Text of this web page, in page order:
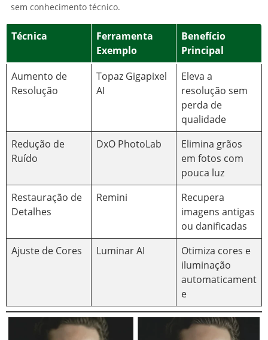
sem conhecimento técnico.
Técnica
Ferramenta
Exemplo
Benefício
Principal
Aumento de
Resolução
Topaz Gigapixel
AI
Eleva a
resolução sem
perda de
qualidade
Redução de
Ruído
DxO PhotoLab
Elimina grãos
em fotos com
pouca luz
Restauração de
Detalhes
Remini
Recupera
imagens antigas
ou danificadas
Ajuste de Cores
Luminar AI
Otimiza cores e
iluminação
automaticament
e